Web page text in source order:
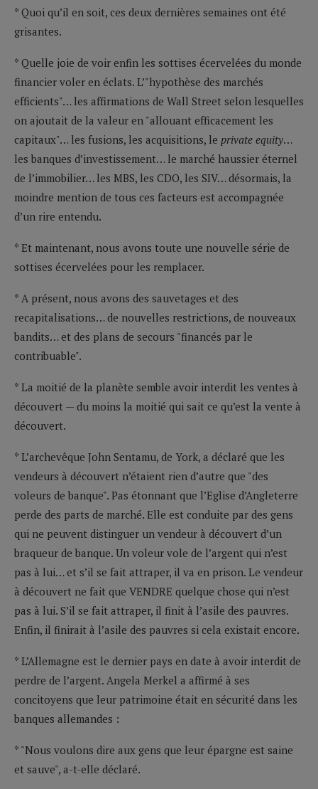
* Quoi qu’il en soit, ces deux dernières semaines ont été
grisantes.
* Quelle joie de voir enfin les sottises écervelées du monde
financier voler en éclats. L’"hypothèse des marchés
efficients"… les affirmations de Wall Street selon lesquelles
on ajoutait de la valeur en "allouant efficacement les
capitaux"… les fusions, les acquisitions, le private equity…
les banques d’investissement… le marché haussier éternel
de l’immobilier… les MBS, les CDO, les SIV… désormais, la
moindre mention de tous ces facteurs est accompagnée
d’un rire entendu.
* Et maintenant, nous avons toute une nouvelle série de
sottises écervelées pour les remplacer.
* A présent, nous avons des sauvetages et des
recapitalisations… de nouvelles restrictions, de nouveaux
bandits… et des plans de secours "financés par le
contribuable".
* La moitié de la planète semble avoir interdit les ventes à
découvert — du moins la moitié qui sait ce qu’est la vente à
découvert.
* L’archevêque John Sentamu, de York, a déclaré que les
vendeurs à découvert n’étaient rien d’autre que "des
voleurs de banque". Pas étonnant que l’Eglise d’Angleterre
perde des parts de marché. Elle est conduite par des gens
qui ne peuvent distinguer un vendeur à découvert d’un
braqueur de banque. Un voleur vole de l’argent qui n’est
pas à lui… et s’il se fait attraper, il va en prison. Le vendeur
à découvert ne fait que VENDRE quelque chose qui n’est
pas à lui. S’il se fait attraper, il finit à l’asile des pauvres.
Enfin, il finirait à l’asile des pauvres si cela existait encore.
* L’Allemagne est le dernier pays en date à avoir interdit de
perdre de l’argent. Angela Merkel a affirmé à ses
concitoyens que leur patrimoine était en sécurité dans les
banques allemandes :
* "Nous voulons dire aux gens que leur épargne est saine
et sauve", a-t-elle déclaré.